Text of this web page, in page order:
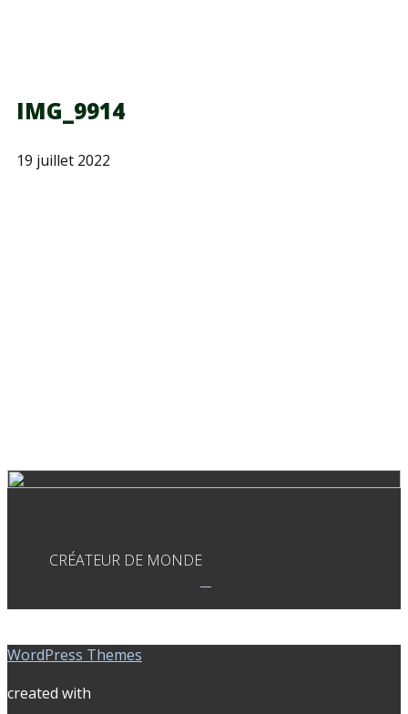
IMG_9914
19 juillet 2022
CRÉATEUR DE MONDE
WordPress Themes
created with